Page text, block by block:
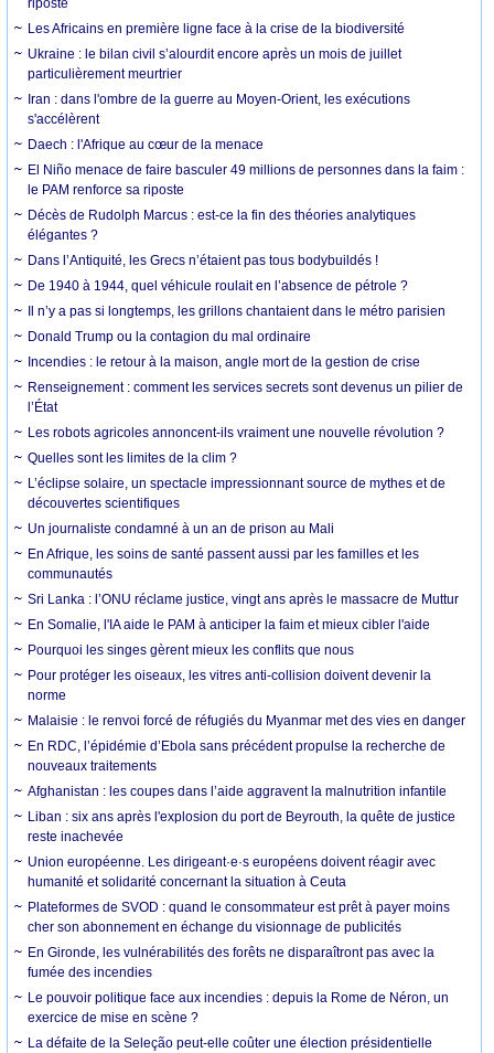
riposte
Les Africains en première ligne face à la crise de la biodiversité
Ukraine : le bilan civil s’alourdit encore après un mois de juillet
particulièrement meurtrier
Iran : dans l'ombre de la guerre au Moyen-Orient, les exécutions
s'accélèrent
Daech : l'Afrique au cœur de la menace
El Niño menace de faire basculer 49 millions de personnes dans la faim :
le PAM renforce sa riposte
Décès de Rudolph Marcus : est-ce la fin des théories analytiques
élégantes ?
Dans l’Antiquité, les Grecs n’étaient pas tous bodybuildés !
De 1940 à 1944, quel véhicule roulait en l’absence de pétrole ?
Il n’y a pas si longtemps, les grillons chantaient dans le métro parisien
Donald Trump ou la contagion du mal ordinaire
Incendies : le retour à la maison, angle mort de la gestion de crise
Renseignement : comment les services secrets sont devenus un pilier de
l’État
Les robots agricoles annoncent-ils vraiment une nouvelle révolution ?
Quelles sont les limites de la clim ?
L’éclipse solaire, un spectacle impressionnant source de mythes et de
découvertes scientifiques
Un journaliste condamné à un an de prison au Mali
En Afrique, les soins de santé passent aussi par les familles et les
communautés
Sri Lanka : l’ONU réclame justice, vingt ans après le massacre de Muttur
En Somalie, l'IA aide le PAM à anticiper la faim et mieux cibler l'aide
Pourquoi les singes gèrent mieux les conflits que nous
Pour protéger les oiseaux, les vitres anti-collision doivent devenir la
norme
Malaisie : le renvoi forcé de réfugiés du Myanmar met des vies en danger
En RDC, l’épidémie d’Ebola sans précédent propulse la recherche de
nouveaux traitements
Afghanistan : les coupes dans l’aide aggravent la malnutrition infantile
Liban : six ans après l'explosion du port de Beyrouth, la quête de justice
reste inachevée
Union européenne. Les dirigeant·e·s européens doivent réagir avec
humanité et solidarité concernant la situation à Ceuta
Plateformes de SVOD : quand le consommateur est prêt à payer moins
cher son abonnement en échange du visionnage de publicités
En Gironde, les vulnérabilités des forêts ne disparaîtront pas avec la
fumée des incendies
Le pouvoir politique face aux incendies : depuis la Rome de Néron, un
exercice de mise en scène ?
La défaite de la Seleção peut-elle coûter une élection présidentielle